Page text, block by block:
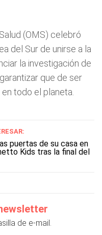
(OMS) celebró
del Sur de unirse a la
la investigación de
que de ser
todo el planeta.
puertas de su casa en
Kids tras la final del
de e-mail.